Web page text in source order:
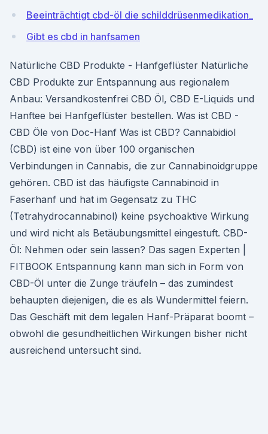
Beeinträchtigt cbd-öl die schilddrüsenmedikation_
Gibt es cbd in hanfsamen
Natürliche CBD Produkte - Hanfgeflüster Natürliche
CBD Produkte zur Entspannung aus regionalem
Anbau: Versandkostenfrei CBD Öl, CBD E-Liquids und
Hanftee bei Hanfgeflüster bestellen. Was ist CBD -
CBD Öle von Doc-Hanf Was ist CBD? Cannabidiol
(CBD) ist eine von über 100 organischen
Verbindungen in Cannabis, die zur Cannabinoidgruppe
gehören. CBD ist das häufigste Cannabinoid in
Faserhanf und hat im Gegensatz zu THC
(Tetrahydrocannabinol) keine psychoaktive Wirkung
und wird nicht als Betäubungsmittel eingestuft. CBD-
Öl: Nehmen oder sein lassen? Das sagen Experten |
FITBOOK Entspannung kann man sich in Form von
CBD-Öl unter die Zunge träufeln – das zumindest
behaupten diejenigen, die es als Wundermittel feiern.
Das Geschäft mit dem legalen Hanf-Präparat boomt –
obwohl die gesundheitlichen Wirkungen bisher nicht
ausreichend untersucht sind.